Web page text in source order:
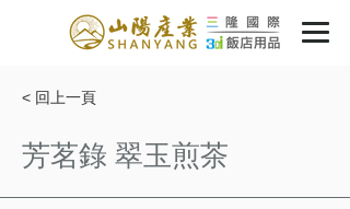
< 回上一頁
芳茗錄 翠玉煎茶